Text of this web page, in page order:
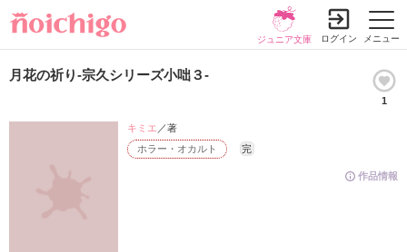
メニュー
ジュニア文庫 ログイン
月花の祈り-宗久シリーズ小咄３-
1
作品情報
ホラー・オカルト 完
キミエ ／著